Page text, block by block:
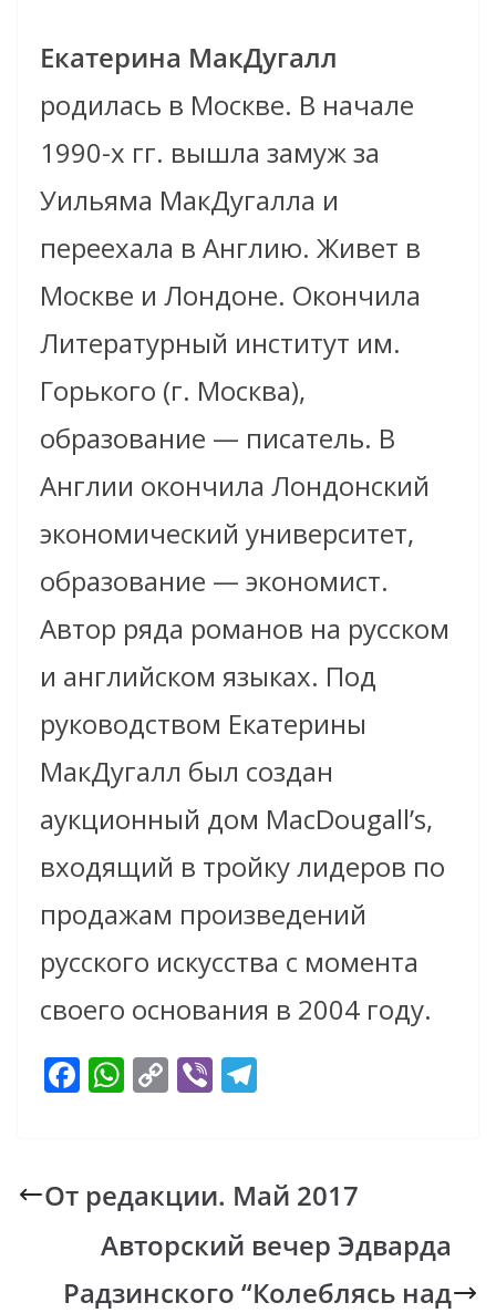
Екатерина МакДугалл
родилась в Москве. В начале
1990-х гг. вышла замуж за
Уильяма МакДугалла и
переехала в Англию. Живет в
Москве и Лондоне. Окончила
Литературный институт им.
Горького (г. Москва),
образование — писатель. В
Англии окончила Лондонский
экономический университет,
образование — экономист.
Автор ряда романов на русском
и английском языках. Под
руководством Екатерины
МакДугалл был создан
аукционный дом MacDougall’s,
входящий в тройку лидеров по
продажам произведений
русского искусства с момента
своего основания в 2004 году.
F
b
o
k
W
s
A
p
p
C
y
Li
n
k
Vi
gr
a
m
От редакции. Май 2017
Авторский вечер Эдварда
Радзинского “Колеблясь над